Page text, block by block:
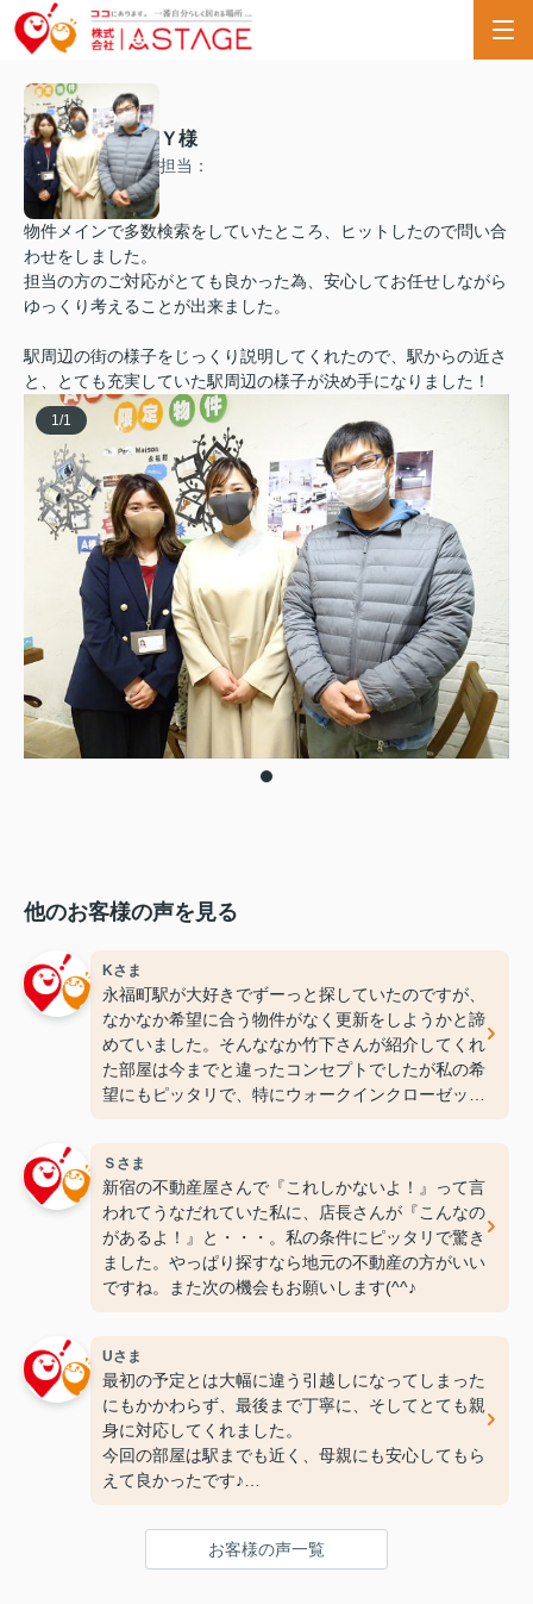
Ｙ様
担当：
物件メインで多数検索をしていたところ、ヒットしたので問い合
わせをしました。
担当の方のご対応がとても良かった為、安心してお任せしながら
ゆっくり考えることが出来ました。
駅周辺の街の様子をじっくり説明してくれたので、駅からの近さ
と、とても充実していた駅周辺の様子が決め手になりました！
1/1
他のお客様の声を見る
Kさま
永福町駅が大好きでずーっと探していたのですが、
なかなか希望に合う物件がなく更新をしようかと諦
めていました。そんななか竹下さんが紹介してくれ
た部屋は今までと違ったコンセプトでしたが私の希
望にもピッタリで、特にウォークインクローゼット
Ｓさま
新宿の不動産屋さんで『これしかないよ！』って言
われてうなだれていた私に、店長さんが『こんなの
があるよ！』と・・・。私の条件にピッタリで驚き
ました。やっぱり探すなら地元の不動産の方がいい
ですね。また次の機会もお願いします(^^♪
Uさま
最初の予定とは大幅に違う引越しになってしまった
にもかかわらず、最後まで丁寧に、そしてとても親
身に対応してくれました。
今回の部屋は駅までも近く、母親にも安心してもら
えて良かったです♪
ってます！
ありがとうございました(^^♪
お客様の声一覧